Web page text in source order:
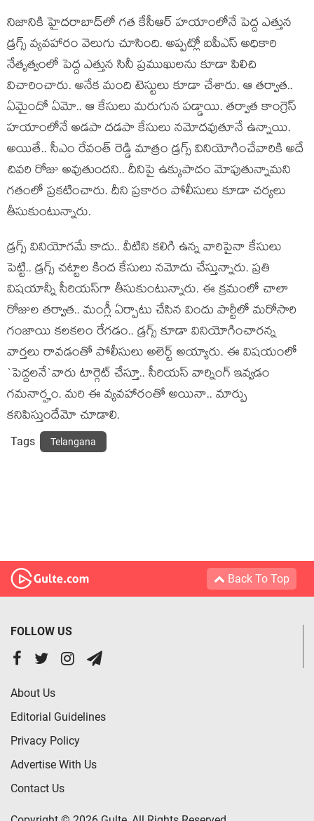
నిజానికి హైద‌రాబాద్‌లో గ‌త కేసీఆర్ హ‌యాంలోనే పెద్ద ఎత్తున
డ్ర‌గ్స్ వ్య‌వ‌హారం వెలుగు చూసింది. అప్ప‌ట్లో ఐపీఎస్ అధికారి
నేతృత్వంలో పెద్ద ఎత్తున సినీ ప్ర‌ముఖుల‌ను కూడా పిలిచి
విచారించారు. అనేక మంది టెస్టులు కూడా చేశారు. ఆ త‌ర్వాత‌..
ఏమైందో ఏమో.. ఆ కేసులు మ‌రుగున ప‌డ్డాయి. త‌ర్వాత కాంగ్రెస్
హ‌యాంలోనే అడ‌పా ద‌డ‌పా కేసులు న‌మోదవుతూనే ఉన్నాయి.
అయితే.. సీఎం రేవంత్ రెడ్డి మాత్రం డ్ర‌గ్స్ వినియోగించేవారికి అదే
చివ‌రి రోజు అవుతుంద‌ని.. దీనిపై ఉక్కుపాదం మోపుతున్నామ‌ని
గ‌తంలో ప్ర‌క‌టించారు. దీని ప్ర‌కారం పోలీసులు కూడా చ‌ర్య‌లు
తీసుకుంటున్నారు.
డ్ర‌గ్స్ వినియోగ‌మే కాదు.. వీటిని క‌లిగి ఉన్న వారిపైనా కేసులు
పెట్టి.. డ్ర‌గ్స్ చ‌ట్టాల కింద కేసులు న‌మోదు చేస్తున్నారు. ప్ర‌తి
విష‌యాన్నీ సీరియ‌స్‌గా తీసుకుంటున్నారు. ఈ క్ర‌మంలో చాలా
రోజుల త‌ర్వాత‌.. మంగ్లీ ఏర్పాటు చేసిన విందు పార్టీలో మ‌రోసారి
గంజాయి క‌ల‌క‌లం రేగ‌డం.. డ్ర‌గ్స్ కూడా వినియోగించారన్న
వార్త‌లు రావ‌డంతో పోలీసులు అలెర్ట్ అయ్యారు. ఈ విష‌యంలో
`పెద్ద‌ల‌నే`వారు టార్గెట్ చేస్తూ.. సీరియ‌స్ వార్నింగ్ ఇవ్వ‌డం
గ‌మ‌నార్హం. మ‌రి ఈ వ్య‌వ‌హారంతో అయినా.. మార్పు
క‌నిపిస్తుందేమో చూడాలి.
Tags Telangana
Back To Top
FOLLOW US
About Us
Editorial Guidelines
Privacy Policy
Advertise With Us
Contact Us